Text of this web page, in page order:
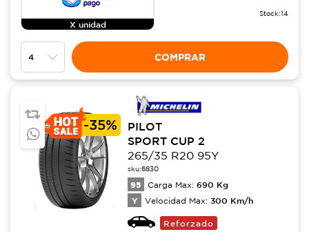
X unidad
Stock:14
COMPRAR
-35%
PILOT
SPORT CUP 2
265/35 R20 95Y
sku:6830
95 Carga Max: 690 Kg
Y Velocidad Max: 300 Km/h
Reforzado